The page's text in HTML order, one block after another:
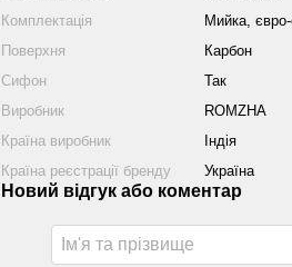
Комплектація
Мийка,
Поверхня
Карбон
Сифон
Так
Виробник
ROMZHA
Країна виробник
Індія
Країна реєстрації бренду
Україна
Новий відгук або коментар